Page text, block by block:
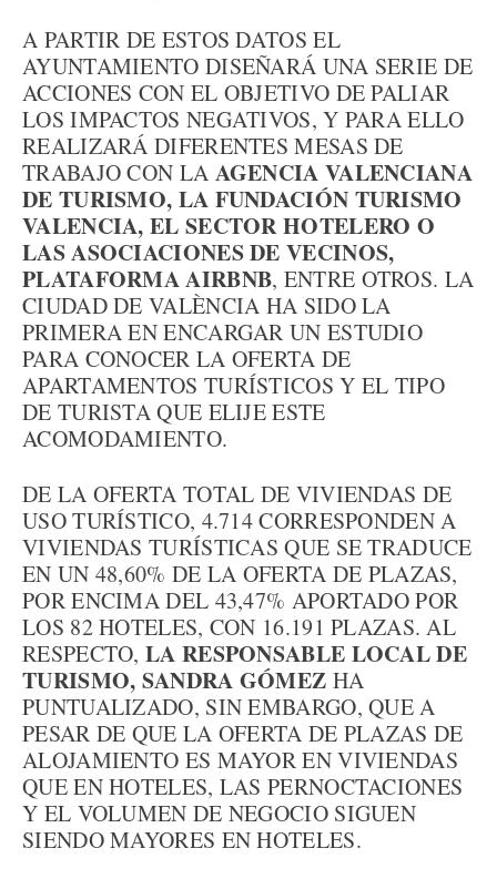
A PARTIR DE ESTOS DATOS EL
AYUNTAMIENTO DISEÑARÁ UNA SERIE DE
ACCIONES CON EL OBJETIVO DE PALIAR
LOS IMPACTOS NEGATIVOS, Y PARA ELLO
REALIZARÁ DIFERENTES MESAS DE
TRABAJO CON LA AGENCIA VALENCIANA
DE TURISMO, LA FUNDACIÓN TURISMO
VALENCIA, EL SECTOR HOTELERO O
LAS ASOCIACIONES DE VECINOS,
PLATAFORMA AIRBNB, ENTRE OTROS. LA
CIUDAD DE VALÈNCIA HA SIDO LA
PRIMERA EN ENCARGAR UN ESTUDIO
PARA CONOCER LA OFERTA DE
APARTAMENTOS TURÍSTICOS Y EL TIPO
DE TURISTA QUE ELIJE ESTE
ACOMODAMIENTO.
DE LA OFERTA TOTAL DE VIVIENDAS DE
USO TURÍSTICO, 4.714 CORRESPONDEN A
VIVIENDAS TURÍSTICAS QUE SE TRADUCE
EN UN 48,60% DE LA OFERTA DE PLAZAS,
POR ENCIMA DEL 43,47% APORTADO POR
LOS 82 HOTELES, CON 16.191 PLAZAS. AL
RESPECTO, LA RESPONSABLE LOCAL DE
TURISMO, SANDRA GÓMEZ HA
PUNTUALIZADO, SIN EMBARGO, QUE A
PESAR DE QUE LA OFERTA DE PLAZAS DE
ALOJAMIENTO ES MAYOR EN VIVIENDAS
QUE EN HOTELES, LAS PERNOCTACIONES
Y EL VOLUMEN DE NEGOCIO SIGUEN
SIENDO MAYORES EN HOTELES.